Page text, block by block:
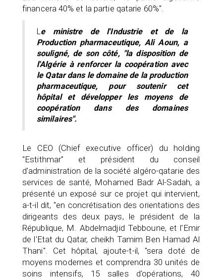
financera 40% et la partie qatarie 60%".
L e ministre de l'Industrie et de la
Production pharmaceutique, Ali Aoun, a
souligné, de son côté, "la disposition de
l'Algérie à renforcer la coopération avec
le Qatar dans le domaine de la production
pharmaceutique, pour soutenir cet
hôpital et développer les moyens de
coopération dans des domaines
similaires".
Le CEO (Chief executive officer) du holding
"Estithmar" et président du conseil
d'administration de la société algéro-qatarie des
services de santé, Mohamed Badr Al-Sadah, a
présenté un exposé sur ce projet qui intervient,
a-t-il dit, "en concrétisation des orientations des
dirigeants des deux pays, le président de la
République, M. Abdelmadjid Tebboune, et l'Emir
de l'Etat du Qatar, cheikh Tamim Ben Hamad Al
Thani". Cet hôpital, ajoute-t-il, "sera doté de
moyens modernes et comprendra 30 unités de
soins intensifs, 15 salles d'opérations, 40